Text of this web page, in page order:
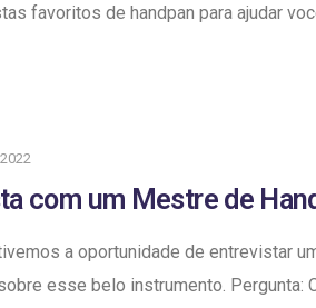
favoritos de handpan para ajudar
com um Mestre de
a oportunidade de entrevistar
esse belo instrumento. Pergunta: